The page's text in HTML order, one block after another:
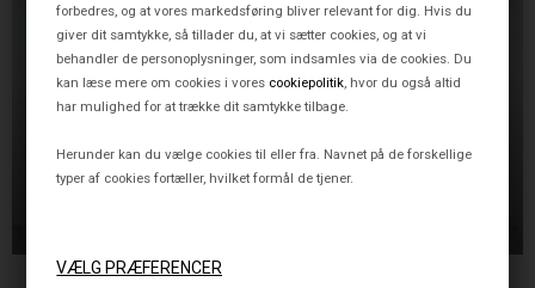
forbedres, og at vores markedsføring bliver relevant for dig. Hvis du
giver dit samtykke, så tillader du, at vi sætter cookies, og at vi
behandler de personoplysninger, som indsamles via de cookies. Du
kan læse mere om cookies i vores cookiepolitik, hvor du også altid
har mulighed for at trække dit samtykke tilbage.
Herunder kan du vælge cookies til eller fra. Navnet på de forskellige
typer af cookies fortæller, hvilket formål de tjener.
ANGEL URIEL SMALL,
ANGEL GABRIEL SMALL,